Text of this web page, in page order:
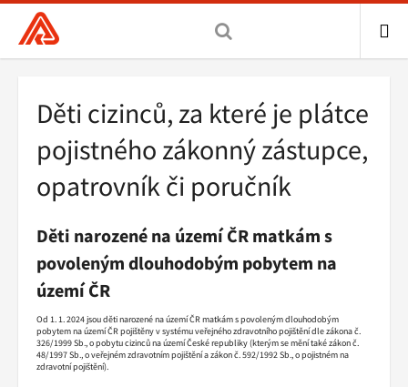
Všeobecná
zdravotní
hlavní
stránka
Drobečková
navigace
Děti cizinců, za které je plátce
pojistného zákonný zástupce,
opatrovník či poručník
Děti narozené na území ČR matkám s
povoleným dlouhodobým pobytem na
území ČR
Od 1. 1. 2024 jsou děti narozené na území ČR matkám s povoleným dlouhodobým
pobytem na území ČR pojištěny v systému veřejného zdravotního pojištění dle zákona č.
326/1999 Sb., o pobytu cizinců na území České republiky (kterým se mění také zákon č.
48/1997 Sb., o veřejném zdravotním pojištění a zákon č. 592/1992 Sb., o pojistném na
zdravotní pojištění).